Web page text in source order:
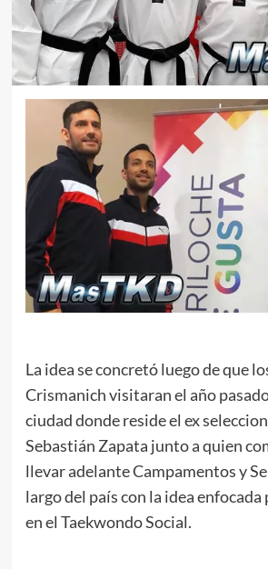
La idea se concretó luego de que
Crismanich visitaran el año
ciudad donde reside el ex
Sebastián Zapata junto a quien
llevar adelante Campamentos y
largo del país con la idea
en el Taekwondo Social.